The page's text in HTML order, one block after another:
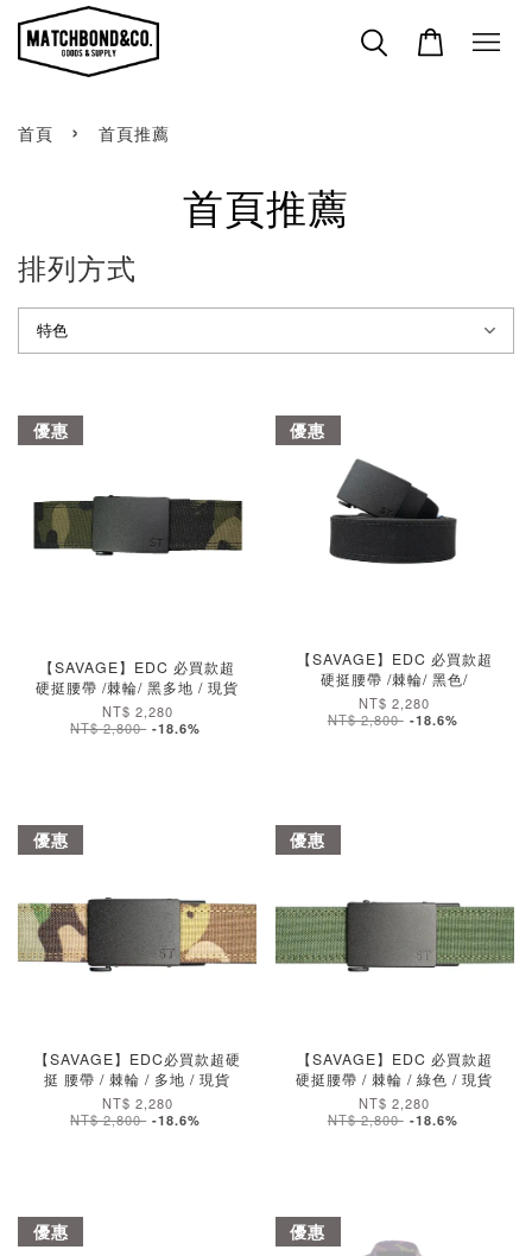
首頁 › 首頁推薦
首頁推薦
排列方式
優惠
【SAVAGE】EDC 必買款超
硬挺腰帶 /棘輪/ 黑多地 / 現貨
NT$ 2,280
NT$ 2,800 -18.6%
優惠
【SAVAGE】EDC 必買款超
硬挺腰帶 /棘輪/ 黑色/
NT$ 2,280
NT$ 2,800 -18.6%
優惠
【SAVAGE】EDC必買款超硬
挺 腰帶 / 棘輪 / 多地 / 現貨
NT$ 2,280
NT$ 2,800 -18.6%
優惠
【SAVAGE】EDC 必買款超
硬挺腰帶 / 棘輪 / 綠色 / 現貨
NT$ 2,280
NT$ 2,800 -18.6%
優惠 優惠